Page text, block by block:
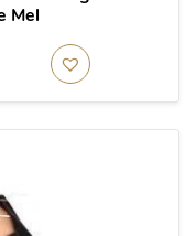
Mel